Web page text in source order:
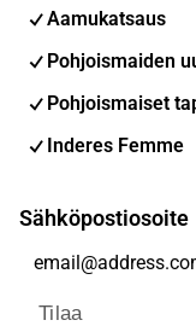
Aamukatsaus
Pohjoismaiden
Pohjoismaiset
Inderes Femme
Sähköpostiosoite
Tilaa